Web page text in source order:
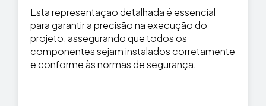
Esta representação detalhada é essencial
para garantir a precisão na execução do
projeto, assegurando que todos os
componentes sejam instalados corretamente
e conforme às normas de segurança.